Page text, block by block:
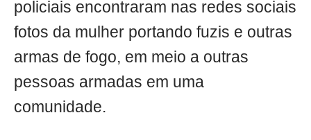
policiais encontraram nas redes sociais
fotos da mulher portando fuzis e outras
armas de fogo, em meio a outras
pessoas armadas em uma
comunidade.